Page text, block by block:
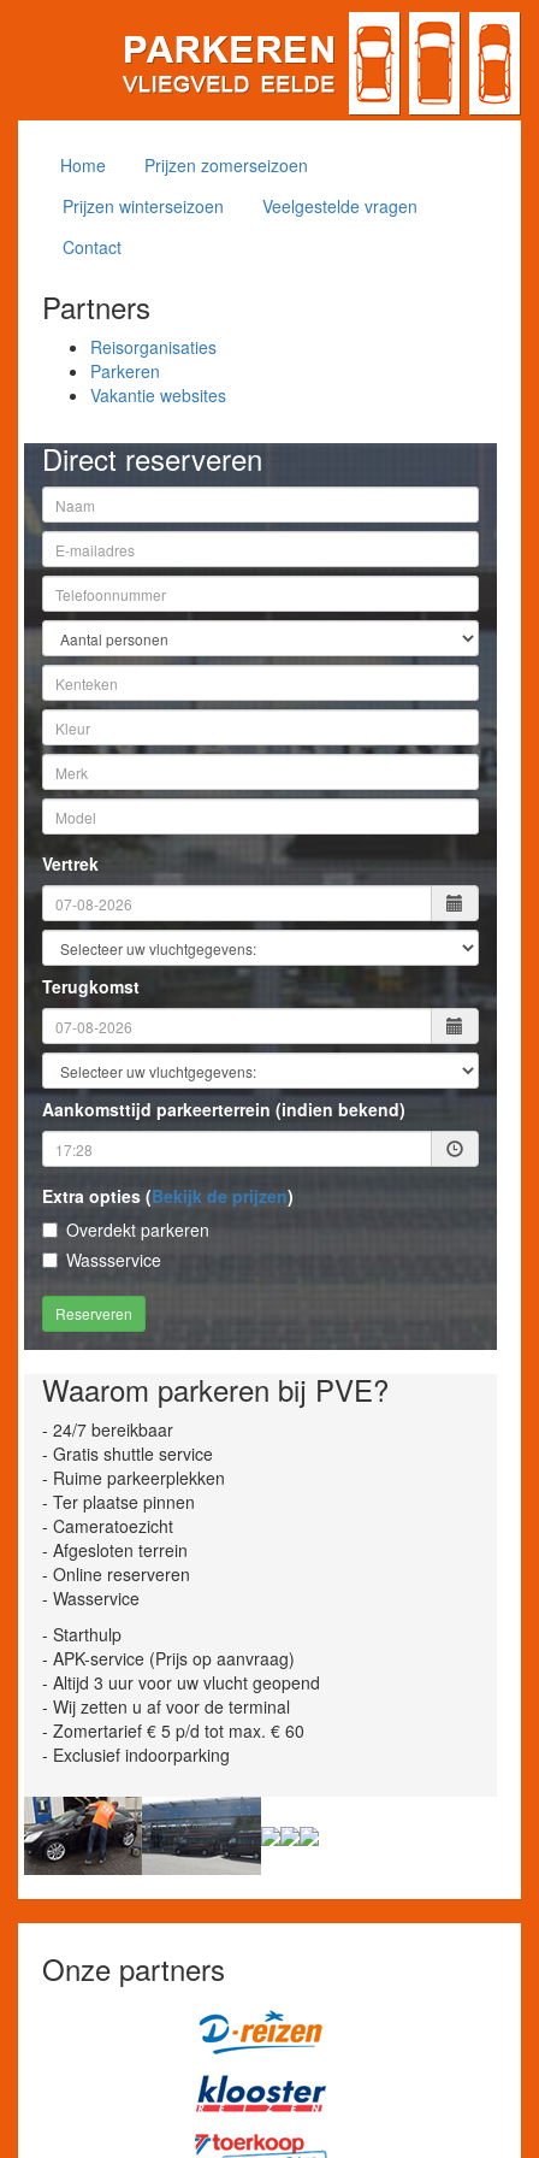
Home
Prijzen zomerseizoen
Prijzen winterseizoen
Veelgestelde vragen
Contact
Partners
Reisorganisaties
Parkeren
Vakantie websites
Direct reserveren
Vertrek
Terugkomst
Aankomsttijd parkeerterrein (indien bekend)
Extra opties (Bekijk de prijzen)
Overdekt parkeren
Wassservice
Waarom parkeren bij PVE?
- 24/7 bereikbaar
- Gratis shuttle service
- Ruime parkeerplekken
- Ter plaatse pinnen
- Cameratoezicht
- Afgesloten terrein
- Online reserveren
- Wasservice
- Starthulp
- APK-service (Prijs op aanvraag)
- Altijd 3 uur voor uw vlucht geopend
- Wij zetten u af voor de terminal
- Zomertarief € 5 p/d tot max. € 60
- Exclusief indoorparking
Onze partners